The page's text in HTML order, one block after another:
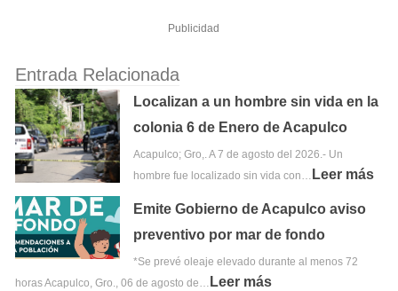
Publicidad
Entrada Relacionada
Localizan a un hombre sin vida en la
colonia 6 de Enero de Acapulco
Acapulco; Gro,. A 7 de agosto del 2026.- Un
hombre fue localizado sin vida con… Leer más
Emite Gobierno de Acapulco aviso
preventivo por mar de fondo
*Se prevé oleaje elevado durante al menos 72
horas Acapulco, Gro., 06 de agosto de… Leer más